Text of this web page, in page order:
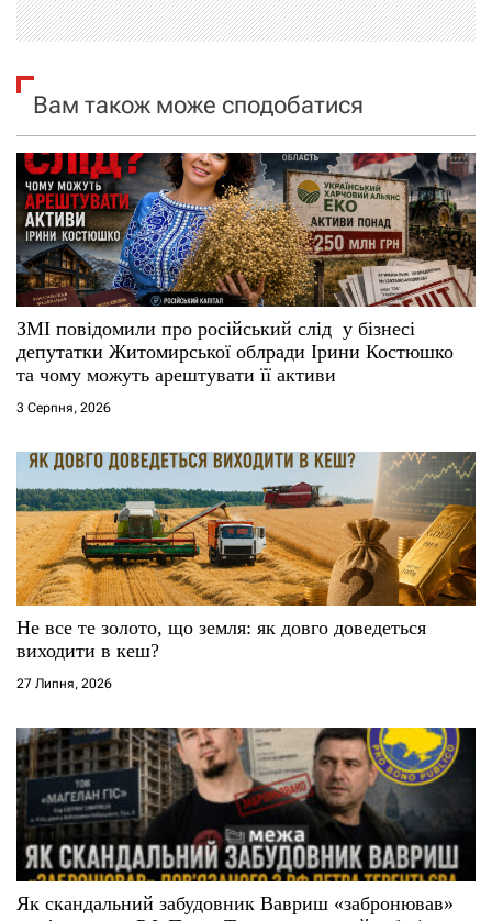
і
а
п
и
с
і
в
Вам також може сподобатися
ЗМІ повідомили про російський слід у бізнесі
депутатки Житомирської облради Ірини Костюшко
та чому можуть арештувати її активи
3 Серпня, 2026
Не все те золото, що земля: як довго доведеться
виходити в кеш?
27 Липня, 2026
Як скандальний забудовник Вавриш «забронював»